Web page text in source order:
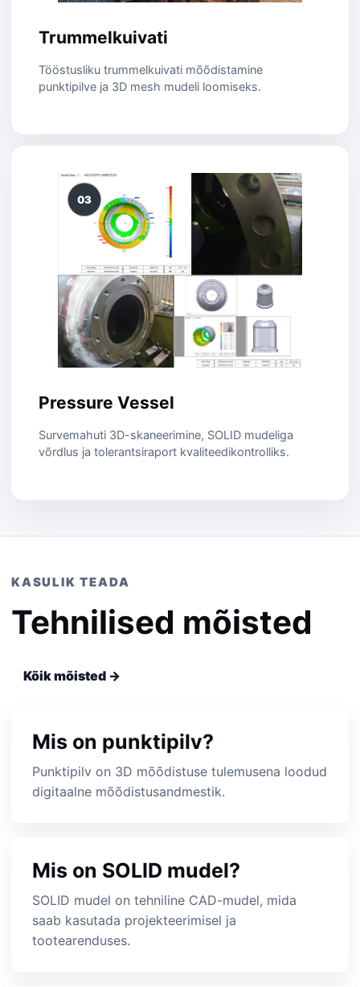
Trummelkuivati
Tööstusliku trummelkuivati mõõdistamine
punktipilve ja 3D mesh mudeli loomiseks.
03
Pressure Vessel
Survemahuti 3D-skaneerimine, SOLID mudeliga
võrdlus ja tolerantsiraport kvaliteedikontrolliks.
KASULIK TEADA
Tehnilised mõisted
Kõik mõisted →
Mis on punktipilv?
Punktipilv on 3D mõõdistuse tulemusena loodud
digitaalne mõõdistusandmestik.
Mis on SOLID mudel?
SOLID mudel on tehniline CAD-mudel, mida
saab kasutada projekteerimisel ja
tootearenduses.